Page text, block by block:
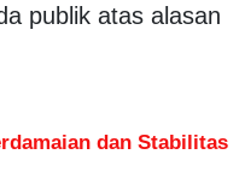
publik atas alasan
dan Stabilitas